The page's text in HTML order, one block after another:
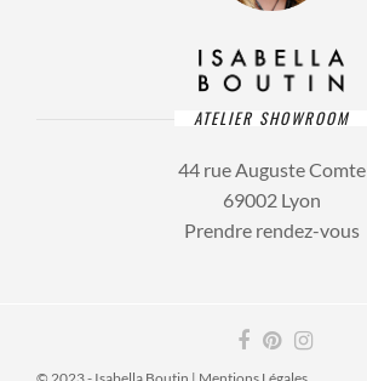
ATELIER SHOWROOM
44 rue Auguste Comte
69002 Lyon
Prendre rendez-vous